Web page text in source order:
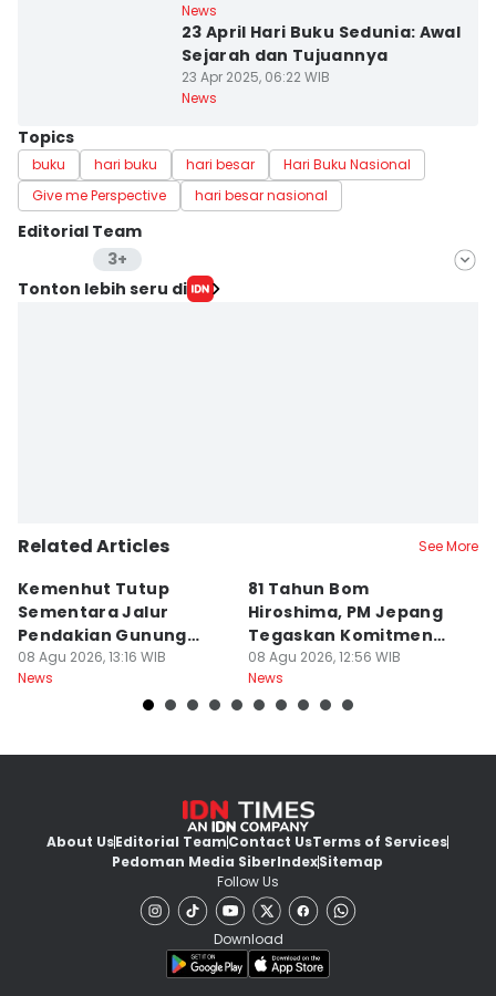
News
23 April Hari Buku Sedunia: Awal
Sejarah dan Tujuannya
23 Apr 2025, 06:22 WIB
News
Topics
buku hari buku hari besar
Hari Buku Nasional
Give me Perspective
hari besar nasional
Editorial Team
3+
Editor
Editor
Tonton lebih seru di
Related Articles See More
Kemenhut Tutup
Sementara Jalur
Pendakian Gunung
Gede Pangrango
08 Agu 2026, 13:16 WIB
News
81 Tahun Bom
Hiroshima, PM Jepang
Tegaskan Komitmen
Bebas Nuklir
08 Agu 2026, 12:56 WIB
News
About UsEditorial TeamContact UsTerms of Services
Pedoman Media SiberIndexSitemap
Follow Us
Download